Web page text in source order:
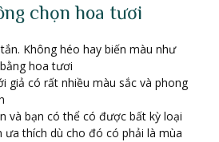
chọn hoa tươi
Không héo hay biến màu như
hoa tươi
giả có rất nhiều màu sắc và phong
và bạn có thể có được bất kỳ loại
ưa thích dù cho đó có phải là mùa